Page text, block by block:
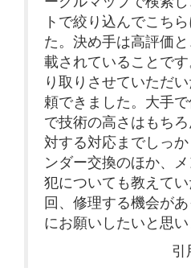
トで絞り込んでこち
た。決め手は高評価
載されていることで
り取りさせていただ
頼できました。大手
で技術の高さはもち
対する対応までしっ
ンダー交換のほか、
犯についても教えて
回、修理する機会が
にお願いしたいと思い
引